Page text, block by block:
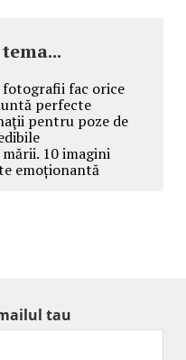
fotografii fac orice
perfecte
pentru poze de
10 imagini
emoționantă
tau